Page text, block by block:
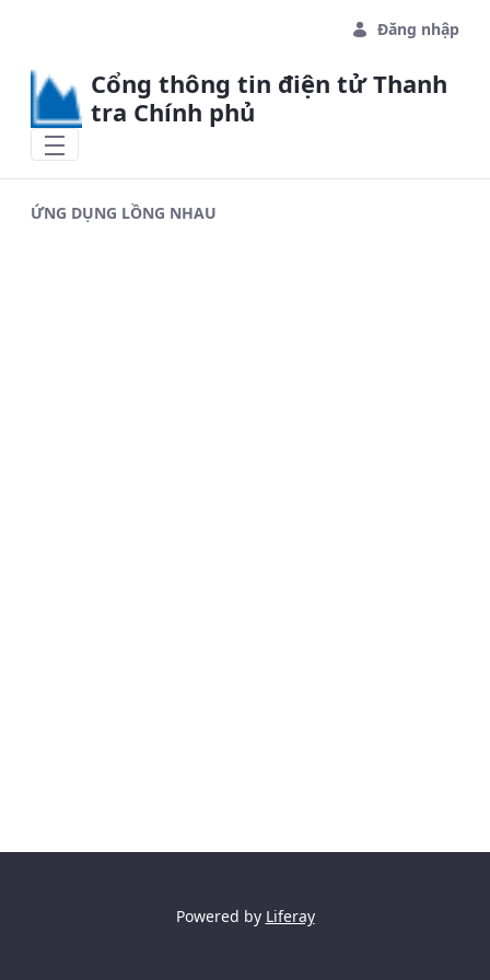
Đăng nhập
Cổng thông tin điện tử Thanh
tra Chính phủ
ỨNG DỤNG LỒNG NHAU
Powered by Liferay